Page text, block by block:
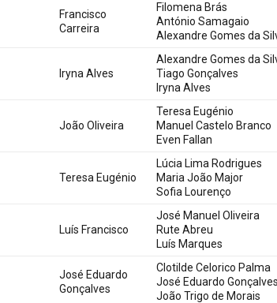
Francisco
Carreira
Filomena Brás
António Samagaio
Alexandre Gomes da
Iryna Alves
Alexandre Gomes da
Tiago Gonçalves
Iryna Alves
João Oliveira
Teresa Eugénio
Manuel Castelo Branco
Even Fallan
Teresa Eugénio
Lúcia Lima Rodrigues
Maria João Major
Sofia Lourenço
Luís Francisco
José Manuel Oliveira
Rute Abreu
Luís Marques
José Eduardo
Gonçalves
Clotilde Celorico Palma
José Eduardo Gonçalves
João Trigo de Morais